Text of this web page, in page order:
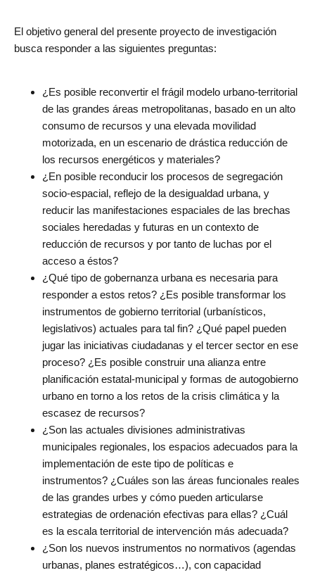
El objetivo general del presente proyecto de investigación
busca responder a las siguientes preguntas:
¿Es posible reconvertir el frágil modelo urbano-territorial
de las grandes áreas metropolitanas, basado en un alto
consumo de recursos y una elevada movilidad
motorizada, en un escenario de drástica reducción de
los recursos energéticos y materiales?
¿En posible reconducir los procesos de segregación
socio-espacial, reflejo de la desigualdad urbana, y
reducir las manifestaciones espaciales de las brechas
sociales heredadas y futuras en un contexto de
reducción de recursos y por tanto de luchas por el
acceso a éstos?
¿Qué tipo de gobernanza urbana es necesaria para
responder a estos retos? ¿Es posible transformar los
instrumentos de gobierno territorial (urbanísticos,
legislativos) actuales para tal fin? ¿Qué papel pueden
jugar las iniciativas ciudadanas y el tercer sector en ese
proceso? ¿Es posible construir una alianza entre
planificación estatal-municipal y formas de autogobierno
urbano en torno a los retos de la crisis climática y la
escasez de recursos?
¿Son las actuales divisiones administrativas
municipales regionales, los espacios adecuados para la
implementación de este tipo de políticas e
instrumentos? ¿Cuáles son las áreas funcionales reales
de las grandes urbes y cómo pueden articularse
estrategias de ordenación efectivas para ellas? ¿Cuál
es la escala territorial de intervención más adecuada?
¿Son los nuevos instrumentos no normativos (agendas
urbanas, planes estratégicos…), con capacidad